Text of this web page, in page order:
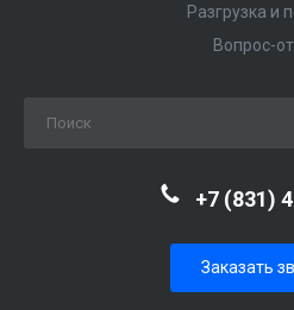
Разгрузка и
Вопрос-
+7 (831)
Заказать